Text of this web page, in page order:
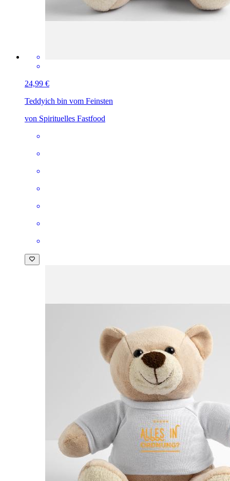
24,99 €
Teddyich bin vom Feinsten
von Spirituelles Fastfood